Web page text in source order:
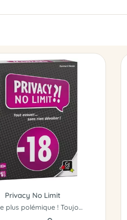
Privacy No Limit
Encore plus polémique ! Toujours plus indiscret !